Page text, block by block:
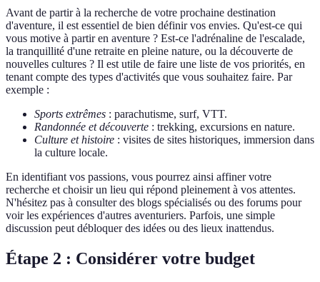
Avant de partir à la recherche de votre prochaine destination
d'aventure, il est essentiel de bien définir vos envies. Qu'est-ce qui
vous motive à partir en aventure ? Est-ce l'adrénaline de l'escalade,
la tranquillité d'une retraite en pleine nature, ou la découverte de
nouvelles cultures ? Il est utile de faire une liste de vos priorités, en
tenant compte des types d'activités que vous souhaitez faire. Par
exemple :
Sports extrêmes : parachutisme, surf, VTT.
Randonnée et découverte : trekking, excursions en nature.
Culture et histoire : visites de sites historiques, immersion dans
la culture locale.
En identifiant vos passions, vous pourrez ainsi affiner votre
recherche et choisir un lieu qui répond pleinement à vos attentes.
N'hésitez pas à consulter des blogs spécialisés ou des forums pour
voir les expériences d'autres aventuriers. Parfois, une simple
discussion peut débloquer des idées ou des lieux inattendus.
Étape 2 : Considérer votre budget